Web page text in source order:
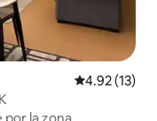
Calificación
4.92 (13)